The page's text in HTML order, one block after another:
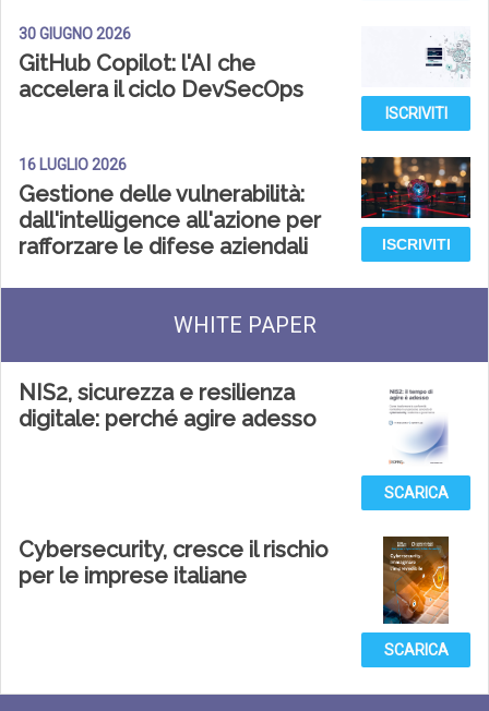
30 GIUGNO 2026
GitHub Copilot: l'AI che
accelera il ciclo DevSecOps
ISCRIVITI
16 LUGLIO 2026
Gestione delle vulnerabilità:
dall'intelligence all'azione per
rafforzare le difese aziendali
ISCRIVITI
WHITE PAPER
NIS2, sicurezza e resilienza
digitale: perché agire adesso
SCARICA
Cybersecurity, cresce il rischio
per le imprese italiane
SCARICA